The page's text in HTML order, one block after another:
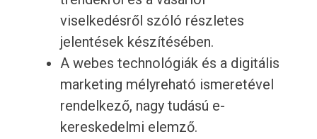
viselkedésről szóló részletes
jelentések készítésében.
A webes technológiák és a digitális
marketing mélyreható ismeretével
rendelkező, nagy tudású e-
kereskedelmi elemző.